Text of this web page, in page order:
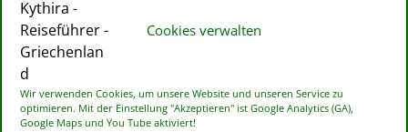
Cookies verwalten
Wir verwenden Cookies, um unsere Website und unseren Service zu
optimieren. Mit der Einstellung "Akzeptieren" ist Google Analytics (GA),
Google Maps und You Tube aktiviert!
Fatourada
auf Tsipouro (Tresterbrand) basiert und mit Zucker
und Zimt verfeinert wird. Manchmal werden auch